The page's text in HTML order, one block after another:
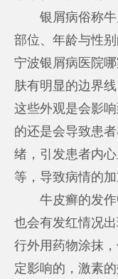
银屑病俗称牛
部位、年龄与性
宁波银屑病医院
肤有明显的边界
这些外观是会影
的还是会导致患
绪，引发患者内
等，导致病情的加
牛皮癣的发作
也会有发红情况
行外用药物涂抹
定影响的，激素